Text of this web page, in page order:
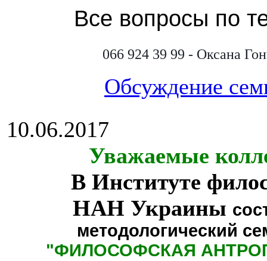
Все вопросы по
066 924 39 99 - Оксана
Обсуждение
10.06.2017
Уважаемые
В Институте
НАН Украины
методологический
"ФИЛОСОФСКАЯ